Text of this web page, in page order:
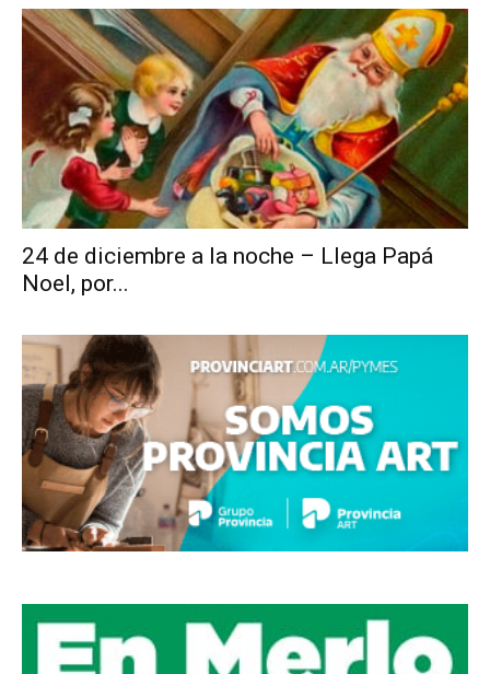
24 de diciembre a la noche – Llega Papá
Noel, por...